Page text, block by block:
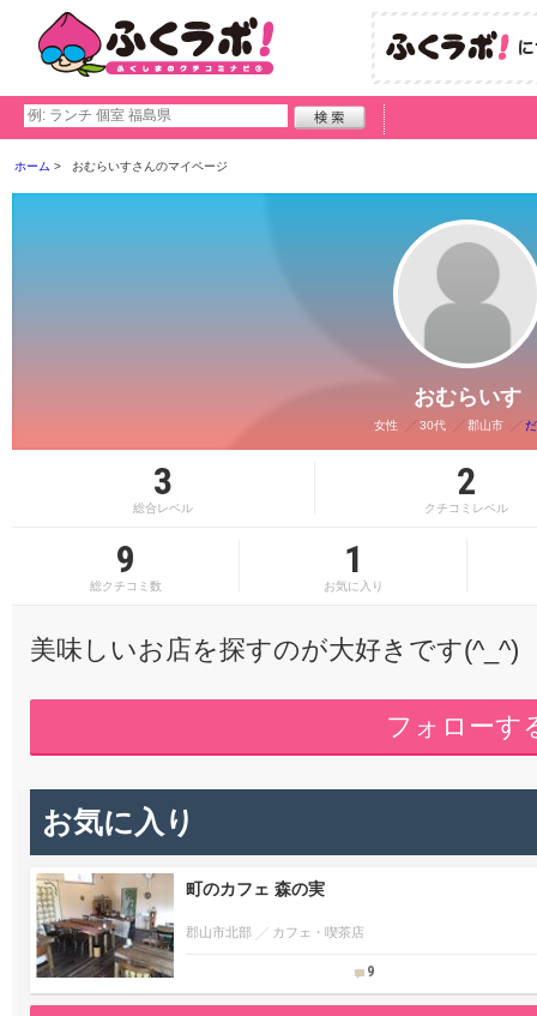
ホーム おむらいすさんのマイページ
おむらいす
女性 30代 郡山市
3
総合レベル
2
クチコミレベル
9
総クチコミ数
1
お気に入り
美味しいお店を探すのが大好きです(^_^)
フォローす
お気に入り
町のカフェ 森の実
郡山市北部 カフェ・喫茶店
9